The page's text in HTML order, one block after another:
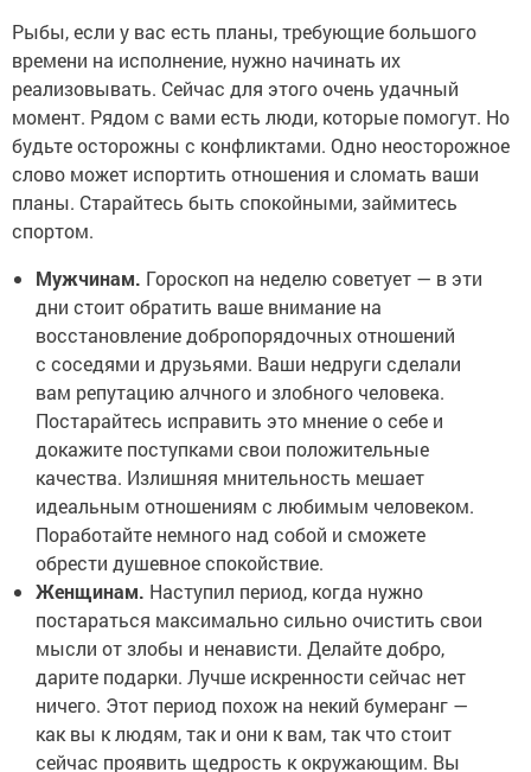
Рыбы, если у вас есть планы, требующие большого
времени на исполнение, нужно начинать их
реализовывать. Сейчас для этого очень удачный
момент. Рядом с вами есть люди, которые помогут. Но
будьте осторожны с конфликтами. Одно неосторожное
слово может испортить отношения и сломать ваши
планы. Старайтесь быть спокойными, займитесь
спортом.
Мужчинам. Гороскоп на неделю советует — в эти
дни стоит обратить ваше внимание на
восстановление добропорядочных отношений
с соседями и друзьями. Ваши недруги сделали
вам репутацию алчного и злобного человека.
Постарайтесь исправить это мнение о себе и
докажите поступками свои положительные
качества. Излишняя мнительность мешает
идеальным отношениям с любимым человеком.
Поработайте немного над собой и сможете
обрести душевное спокойствие.
Женщинам. Наступил период, когда нужно
постараться максимально сильно очистить свои
мысли от злобы и ненависти. Делайте добро,
дарите подарки. Лучше искренности сейчас нет
ничего. Этот период похож на некий бумеранг —
как вы к людям, так и они к вам, так что стоит
сейчас проявить щедрость к окружающим. Вы